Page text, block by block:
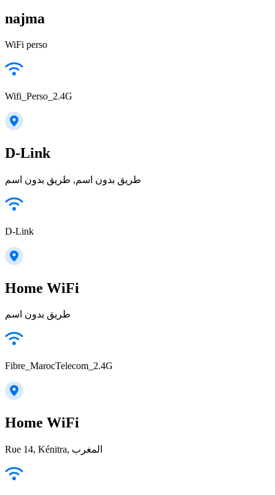
najma
WiFi perso
Wifi_Perso_2.4G
D-Link
طريق بدون اسم, طريق بدون اسم
D-Link
Home WiFi
طريق بدون اسم
Fibre_MarocTelecom_2.4G
Home WiFi
Rue 14, Kénitra, المغرب